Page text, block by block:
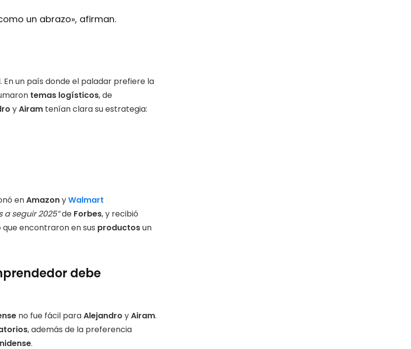
un abrazo», afirman.
En un país donde el paladar prefiere la
temas logísticos, de
yAiram tenían clara su estrategia:
enAmazonyWalmart
a seguir 2025”de Forbes, y recibió
que encontraron en sus productosun
debe
no fue fácil paraAlejandro yAiram.
, además de la preferencia
.